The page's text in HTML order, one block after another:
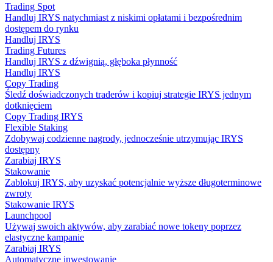
Trading Spot
Handluj IRYS natychmiast z niskimi opłatami i bezpośrednim
dostępem do rynku
Handluj IRYS
Trading Futures
Handluj IRYS z dźwignią, głęboka płynność
Handluj IRYS
Copy Trading
Śledź doświadczonych traderów i kopiuj strategie IRYS jednym
dotknięciem
Copy Trading IRYS
Flexible Staking
Zdobywaj codzienne nagrody, jednocześnie utrzymując IRYS
dostępny
Zarabiaj IRYS
Stakowanie
Zablokuj IRYS, aby uzyskać potencjalnie wyższe długoterminowe
zwroty
Stakowanie IRYS
Launchpool
Używaj swoich aktywów, aby zarabiać nowe tokeny poprzez
elastyczne kampanie
Zarabiaj IRYS
Automatyczne inwestowanie